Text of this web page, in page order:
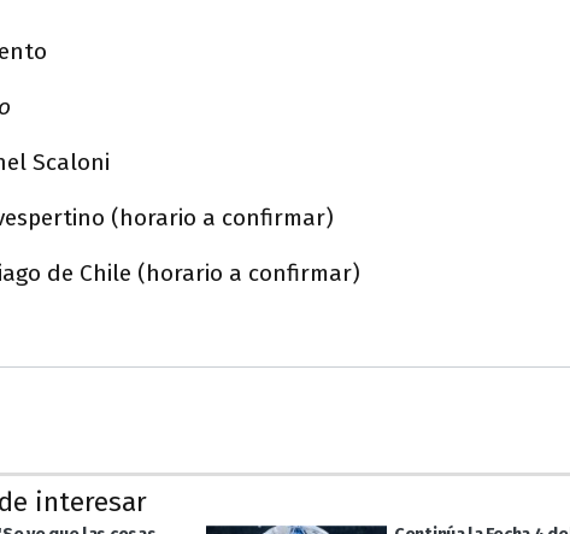
Scaloni
(horario a confirmar)
de Chile (horario a confirmar)
interesar